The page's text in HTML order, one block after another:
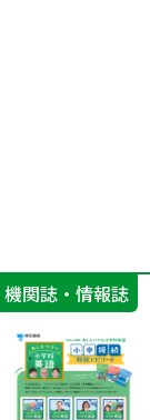
機関誌・情報誌